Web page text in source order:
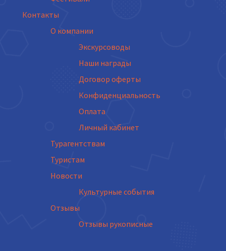
Контакты
О компании
Экскурсоводы
Наши награды
Договор оферты
Конфиденциальность
Оплата
Личный кабинет
Турагентствам
Туристам
Новости
Культурные события
Отзывы
Отзывы рукописные